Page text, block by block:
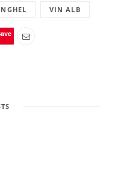
VIN ALB